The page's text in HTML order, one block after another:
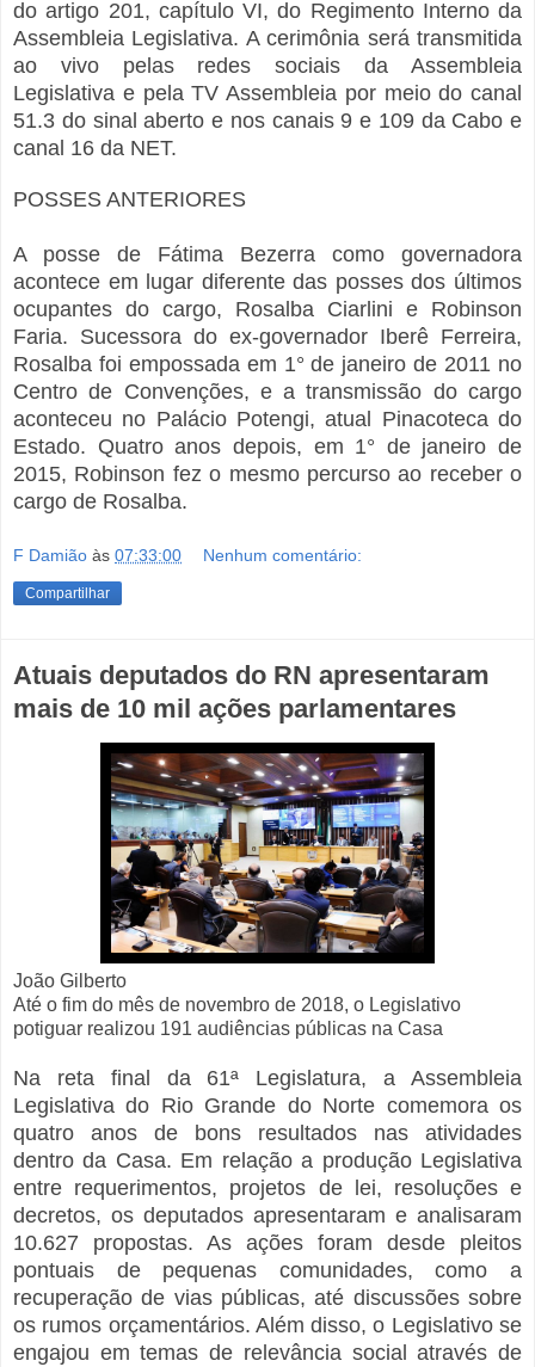
do artigo 201, capítulo VI, do Regimento Interno da
Assembleia Legislativa. A cerimônia será transmitida
ao vivo pelas redes sociais da Assembleia
Legislativa e pela TV Assembleia por meio do canal
51.3 do sinal aberto e nos canais 9 e 109 da Cabo e
canal 16 da NET.
POSSES ANTERIORES
A posse de Fátima Bezerra como governadora
acontece em lugar diferente das posses dos últimos
ocupantes do cargo, Rosalba Ciarlini e Robinson
Faria. Sucessora do ex-governador Iberê Ferreira,
Rosalba foi empossada em 1° de janeiro de 2011 no
Centro de Convenções, e a transmissão do cargo
aconteceu no Palácio Potengi, atual Pinacoteca do
Estado. Quatro anos depois, em 1° de janeiro de
2015, Robinson fez o mesmo percurso ao receber o
cargo de Rosalba.
F Damião às 07:33:00 Nenhum comentário:
Compartilhar
Atuais deputados do RN apresentaram
mais de 10 mil ações parlamentares
João Gilberto
Até o fim do mês de novembro de 2018, o Legislativo
potiguar realizou 191 audiências públicas na Casa
Na reta final da 61ª Legislatura, a Assembleia
Legislativa do Rio Grande do Norte comemora os
quatro anos de bons resultados nas atividades
dentro da Casa. Em relação a produção Legislativa
entre requerimentos, projetos de lei, resoluções e
decretos, os deputados apresentaram e analisaram
10.627 propostas. As ações foram desde pleitos
pontuais de pequenas comunidades, como a
recuperação de vias públicas, até discussões sobre
os rumos orçamentários. Além disso, o Legislativo se
engajou em temas de relevância social através de